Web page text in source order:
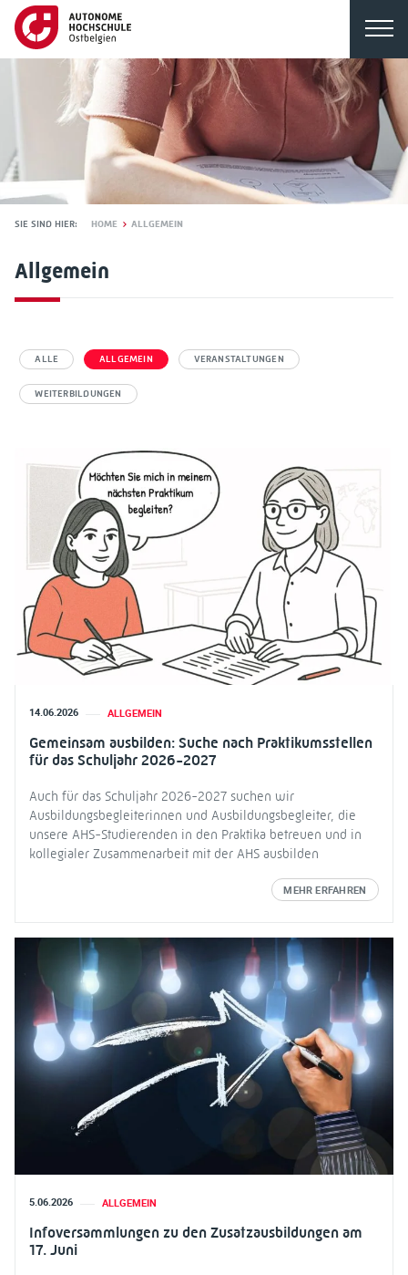
SIE SIND HIER: HOME ALLGEMEIN
Allgemein
ALLE ALLGEMEIN VERANSTALTUNGEN
WEITERBILDUNGEN
14.06.2026 ALLGEMEIN
Gemeinsam ausbilden: Suche nach Praktikumsstellen
für das Schuljahr 2026-2027
Auch für das Schuljahr 2026-2027 suchen wir
Ausbildungsbegleiterinnen und Ausbildungsbegleiter, die
unsere AHS-Studierenden in den Praktika betreuen und in
kollegialer Zusammenarbeit mit der AHS ausbilden
MEHR ERFAHREN
5.06.2026 ALLGEMEIN
Infoversammlungen zu den Zusatzausbildungen am
17. Juni